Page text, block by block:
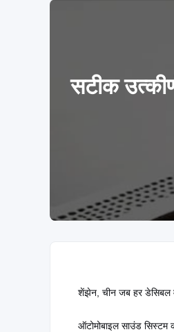
सटीक
शेंझेन, चीन जब हर डेसिबल
ऑटोमोबाइल साउंड सिस्टम